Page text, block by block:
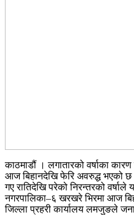
काठमाडौं । लगातारको वर्षाका
आज बिहानदेखि फेरि अवरुद्ध भएको
गए रातिदेखि परेको निरन्तरको
नगरपालिका–६ खरखरे भिरमा आज
जिल्ला प्रहरी कार्यालय लमजुङले